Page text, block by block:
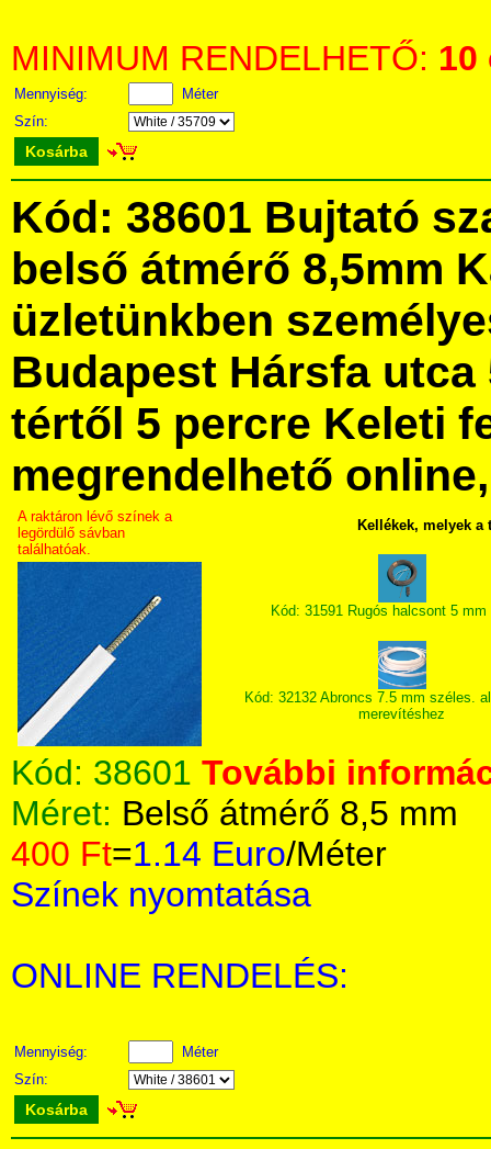
MINIMUM RENDELHETŐ: 10
Mennyiség:
Méter
Szín:
Kosárba
Kód: 38601 Bujtató
belső átmérő 8,5mm
üzletünkben
Budapest Hársfa utca
tértől 5 percre Keleti
megrendelhető
A raktáron lévő színek a
legördülő sávban
találhatóak.
Kellékek, melyek
Kód: 31591 Rugós halcsont 5
Kód: 32132 Abroncs 7.5 mm széles.
merevítéshez
Kód: 38601 További
Méret: Belső átmérő 8,5 mm
400 Ft=1.14 Euro/Méter
Színek nyomtatása
ONLINE RENDELÉS:
Mennyiség:
Méter
Szín:
Kosárba